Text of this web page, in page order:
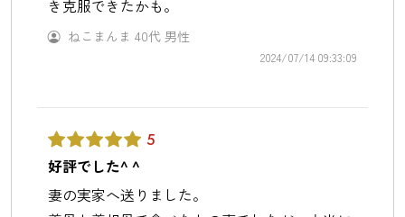
き克服できたかも。
ねこまんま 40代 男性
2024/07/14 09:33:09
5
好評でした^ ^
妻の実家へ送りました。